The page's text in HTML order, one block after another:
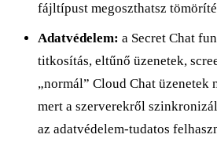
fájltípust megoszthatsz
Adatvédelem: a Secret Chat
titkosítás, eltűnő üzenetek,
„normál” Cloud Chat üzenetek
mert a szerverekről
az adatvédelem-tudatos